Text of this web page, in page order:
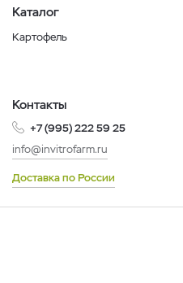
Каталог
Картофель
Контакты
+7 (995) 222 59 25
info@invitrofarm.ru
Доставка по России